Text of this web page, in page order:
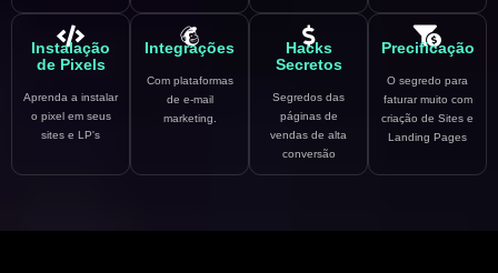
Instalação
de Pixels
Aprenda a instalar
o pixel em seus
sites e LP's
Integrações
Com plataformas
de e-mail
marketing.
Hacks
Secretos
Segredos das
páginas de
vendas de alta
conversão
Precificação
O segredo para
faturar muito com
criação de Sites e
Landing Pages